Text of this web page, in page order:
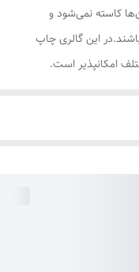
کاسته نمی‌شود و
این گالری چاپ
امکانپذیر است.